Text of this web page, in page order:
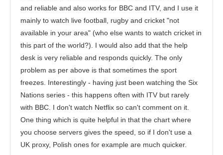
and reliable and also works for BBC and ITV, and I use it
mainly to watch live football, rugby and cricket "not
available in your area" (who else wants to watch cricket in
this part of the world?). I would also add that the help
desk is very reliable and responds quickly. The only
problem as per above is that sometimes the sport
freezes. Interestingly - having just been watching the Six
Nations series - this happens often with ITV but rarely
with BBC. I don't watch Netflix so can't comment on it.
One thing which is quite helpful in that the chart where
you choose servers gives the speed, so if I don't use a
UK proxy, Polish ones for example are much quicker.